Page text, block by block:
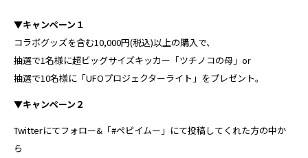
▼キャンペーン１
コラボグッズを含む10,000円(税込)以上の購⼊で、
抽選で1名様に超ビッグサイズキッカー「ツチノコの⺟」or
抽選で10名様に「UFOプロジェクターライト」をプレゼント。
▼キャンペーン２
Twitterにてフォロー&「#ペピイムー」にて投稿してくれた⽅の中か
ら